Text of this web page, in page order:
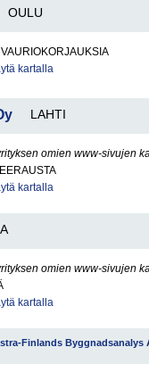
OULU
kartalla
LAHTI
omien www-sivujen
kartalla
omien www-sivujen
kartalla
Finlands Byggnadsanalys